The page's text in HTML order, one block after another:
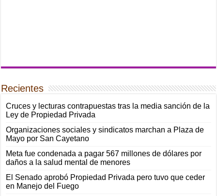
Recientes
Cruces y lecturas contrapuestas tras la media sanción de la
Ley de Propiedad Privada
Organizaciones sociales y sindicatos marchan a Plaza de
Mayo por San Cayetano
Meta fue condenada a pagar 567 millones de dólares por
daños a la salud mental de menores
El Senado aprobó Propiedad Privada pero tuvo que ceder
en Manejo del Fuego